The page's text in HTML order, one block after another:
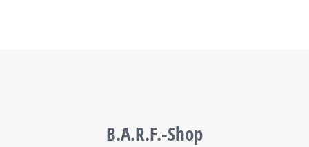
B.A.R.F.-Shop